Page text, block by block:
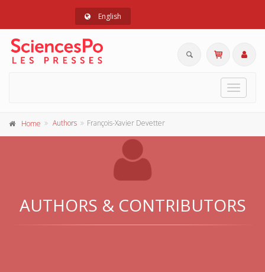
English
Toggle
Home Authors François-Xavier Devetter
AUTHORS & CONTRIBUTORS